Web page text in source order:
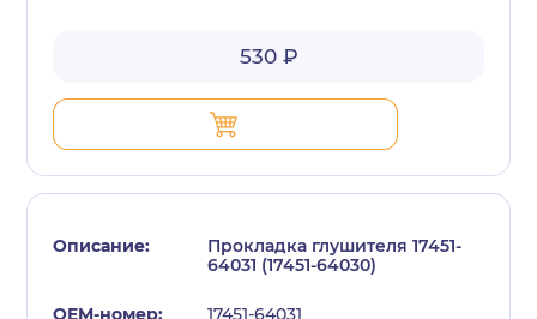
530 ₽
Прокладка глушителя 17451-
64031 (17451-64030)
17451-64031